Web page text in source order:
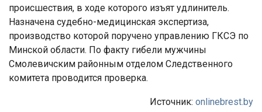
происшествия, в ходе которого изъят удлинитель.
Назначена судебно-медицинская экспертиза,
производство которой поручено управлению ГКСЭ по
Минской области. По факту гибели мужчины
Смолевичским районным отделом Следственного
комитета проводится проверка.
Источник: onlinebrest.by